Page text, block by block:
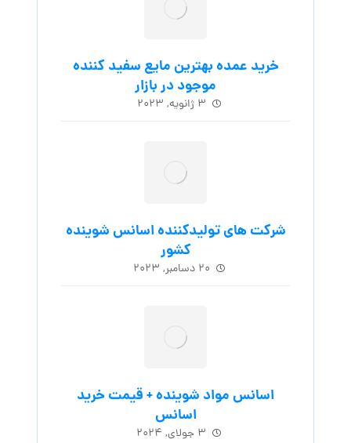
خرید عمده بهترین مایع سفید کننده
موجود در بازار
۳ ژانویه, ۲۰۲۳
شرکت های تولیدکننده اسانس شوینده
کشور
۲۰ دسامبر, ۲۰۲۳
اسانس مواد شوینده + قیمت خرید
اسانس
۳ جولای, ۲۰۲۴